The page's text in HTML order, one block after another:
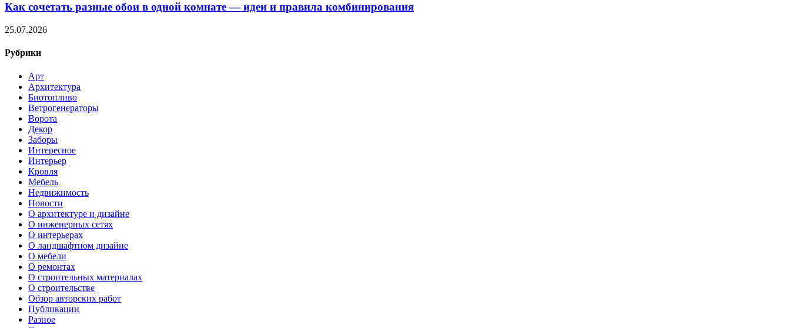
Как сочетать разные обои в одной комнате — идеи и правила комбинирования
25.07.2026
Рубрики
Арт
Архитектура
Биотопливо
Ветрогенераторы
Ворота
Декор
Заборы
Интересное
Интерьер
Кровля
Мебель
Недвижимость
Новости
О архитектуре и дизайне
О инженерных сетях
О интерьерах
О ландшафтном дизайне
О мебели
О ремонтах
О строительных материалах
О строительстве
Обзор авторских работ
Публикации
Разное